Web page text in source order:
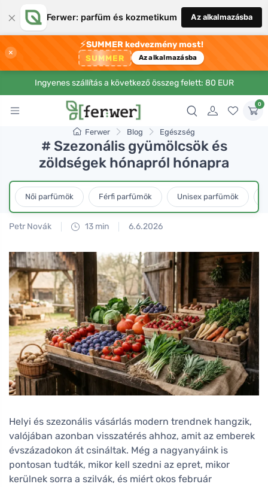
× Ferwer: parfüm és kozmetikum Az alkalmazásba
×
⚡SUMMER kedvezmény most!
SUMMER Az alkalmazásba
Ingyenes szállítás a következő összeg felett: 80 EUR
0
Ferwer Blog Egészség
# Szezonális gyümölcsök és
zöldségek hónapról hónapra
Női parfümök Férfi parfümök Unisex parfümök
Petr Novák 13 min 6.6.2026
Helyi és szezonális vásárlás modern trendnek hangzik,
valójában azonban visszatérés ahhoz, amit az emberek
évszázadokon át csináltak. Még a nagyanyáink is
pontosan tudták, mikor kell szedni az epret, mikor
kerülnek sorra a szilvák, és miért okos február